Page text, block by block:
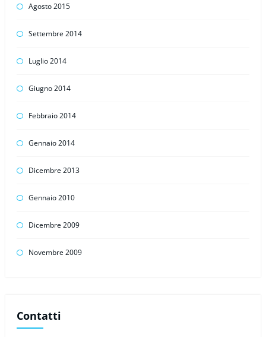
Agosto 2015
Settembre 2014
Luglio 2014
Giugno 2014
Febbraio 2014
Gennaio 2014
Dicembre 2013
Gennaio 2010
Dicembre 2009
Novembre 2009
Contatti